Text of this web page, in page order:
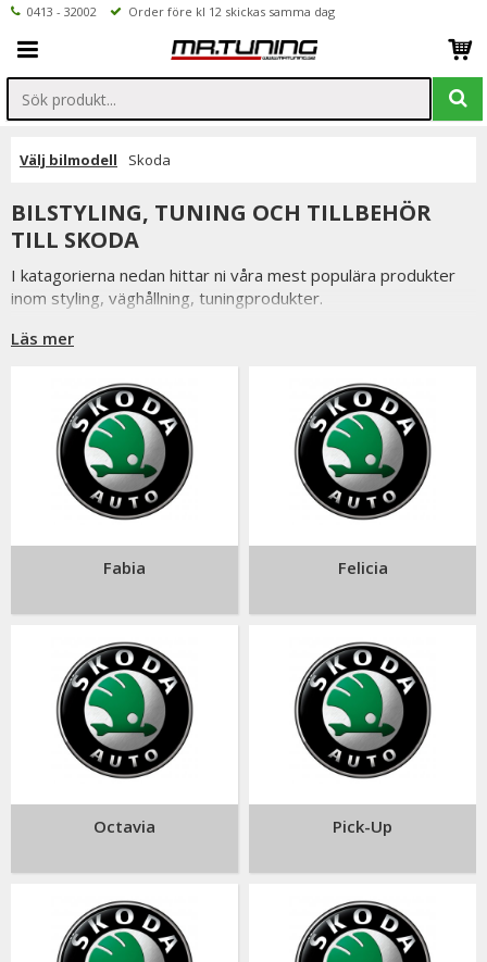
0413 - 32002 Order före kl 12 skickas samma dag
Välj bilmodell Skoda
BILSTYLING, TUNING OCH TILLBEHÖR
TILL SKODA
I katagorierna nedan hittar ni våra mest populära produkter
inom styling, väghållning, tuningprodukter.
Är det något som du funderar över eller inte hittar i vårt
Läs mer
Fabia Felicia
Octavia Pick-Up